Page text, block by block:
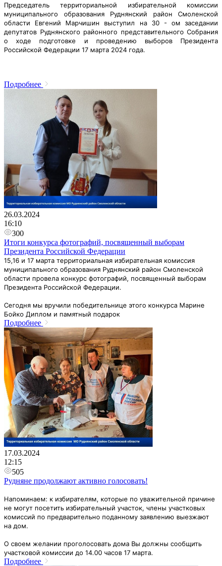
Председатель территориальной избирательной комиссии
муниципального образования Руднянский район Смоленской
области Евгений Марчишин выступил на 30 - ом заседании
депутатов Руднянского районного представительного Собрания
о ходе подготовке и проведению выборов Президента
Российской Федерации 17 марта 2024 года.
Подробнее
26.03.2024
16:10
300
Итоги конкурса фотографий, посвященный выборам
Президента Российской Федерации
15,16 и 17 марта территориальная избирательная комиссия
муниципального образования Руднянский район Смоленской
области провела конкурс фотографий, посвященный выборам
Президента Российской Федерации.
Сегодня мы вручили победительнице этого конкурса Марине
Бойко Диплом и памятный подарок
Подробнее
17.03.2024
12:15
505
Рудняне продолжают активно голосовать!
Напоминаем: к избирателям, которые по уважительной причине
не могут посетить избирательный участок, члены участковых
комиссий по предварительно поданному заявлению выезжают
на дом.
О своем желании проголосовать дома Вы должны сообщить
участковой комиссии до 14.00 часов 17 марта.
Подробнее